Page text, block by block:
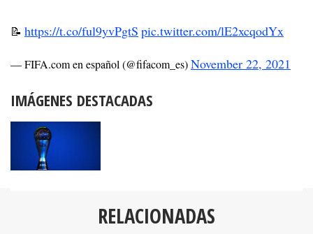
📝 https://t.co/ful9yvPgtS pic.twitter.com/lE2xcqodYx
— FIFA.com en español (@fifacom_es)November 22, 2021
IMÁGENES DESTACADAS
RELACIONADAS